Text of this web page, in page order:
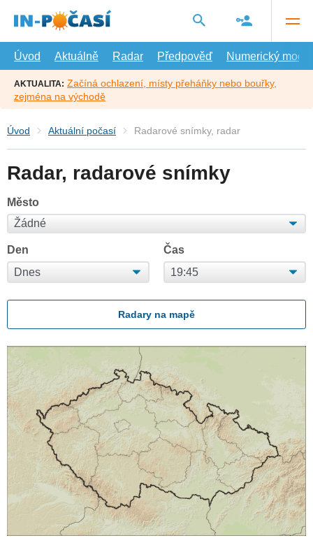
hlavní
Úvod
Aktuálně Radar Předpověď Numerický model
AKTUALITA: Začíná ochlazení, místy přeháňky nebo bouřky,
zejména na východě
Úvod Aktuální počasí Radarové snímky, radar
Radar, radarové snímky
Město
Den Čas
Radary na mapě